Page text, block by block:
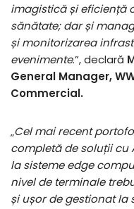
imagistică și eficiență
sănătate; dar și
și monitorizarea
evenimente.”, declară
General Manager,
Commercial.
„Cel mai recent
completă de soluții cu
la sisteme edge
nivel de terminale
și ușor de gestionat